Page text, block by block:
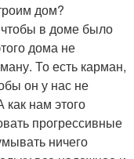
дом?
в доме было
дома не
То есть карман,
он у нас не
нам этого
прогрессивные
ничего